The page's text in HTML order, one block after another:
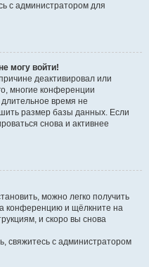
с администратором для
могу войти!
деактивировал или
многие конференции
время не
размер базы данных. Если
снова и активнее
можно легко получить
конференцию и щёлкните на
и скоро вы снова
свяжитесь с администратором